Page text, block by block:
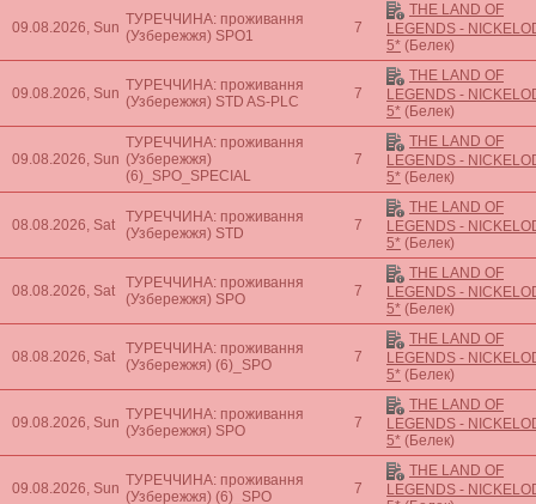
09.08.2026, Sun ТУРЕЧЧИНА: проживання
(Узбережжя) SPO1 7
THE LAND OF
LEGENDS -
5* (Белек)
09.08.2026, Sun ТУРЕЧЧИНА: проживання
(Узбережжя) STD AS-PLC 7
THE LAND OF
LEGENDS -
5* (Белек)
09.08.2026, Sun
ТУРЕЧЧИНА: проживання
(Узбережжя)
(6)_SPO_SPECIAL
7
THE LAND OF
LEGENDS -
5* (Белек)
08.08.2026, Sat
ТУРЕЧЧИНА: проживання
(Узбережжя) STD 7
THE LAND OF
LEGENDS -
5* (Белек)
08.08.2026, Sat
ТУРЕЧЧИНА: проживання
(Узбережжя) SPO 7
THE LAND OF
LEGENDS -
5* (Белек)
08.08.2026, Sat
ТУРЕЧЧИНА: проживання
(Узбережжя) (6)_SPO 7
THE LAND OF
LEGENDS -
5* (Белек)
09.08.2026, Sun ТУРЕЧЧИНА: проживання
(Узбережжя) SPO 7
THE LAND OF
LEGENDS -
5* (Белек)
09.08.2026, Sun ТУРЕЧЧИНА: проживання
(Узбережжя) (6)_SPO 7
THE LAND OF
LEGENDS -